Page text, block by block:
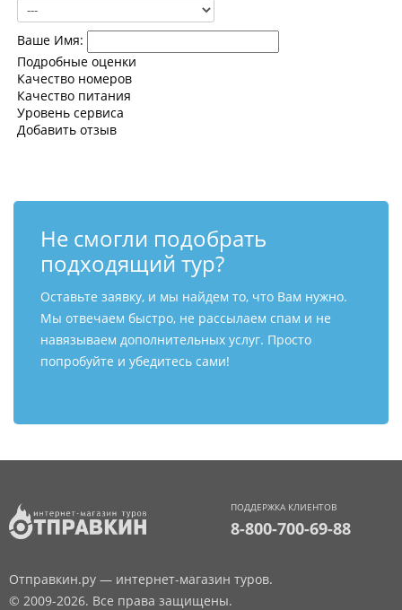
Ваше Имя:
Подробные оценки
Качество номеров
Качество питания
Уровень сервиса
Добавить отзыв
Не смогли подобрать
подходящий тур?
Оставьте заявку, и мы найдем то, что Вам нужно.
Мы отвечаем быстро, не рассылаем спам и не
навязываем дополнительных услуг. Просто
попробуйте и убедитесь сами!
ПОДДЕРЖКА КЛИЕНТОВ
8-800-700-69-88
Отправкин.ру — интернет-магазин туров.
© 2009-2026. Все права защищены.